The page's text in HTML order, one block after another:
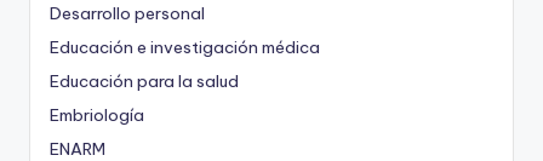
Desarrollo personal
Educación e investigación médica
Educación para la salud
Embriología
ENARM